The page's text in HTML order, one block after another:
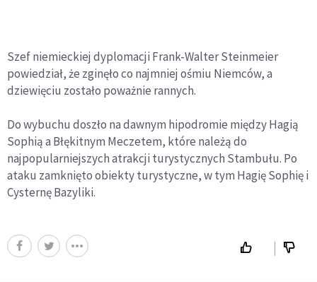
Szef niemieckiej dyplomacji Frank-Walter Steinmeier
powiedział, że zginęło co najmniej ośmiu Niemców, a
dziewięciu zostało poważnie rannych.
Do wybuchu doszło na dawnym hipodromie między Hagią
Sophią a Błękitnym Meczetem, które należą do
najpopularniejszych atrakcji turystycznych Stambułu. Po
ataku zamknięto obiekty turystyczne, w tym Hagię Sophię i
Cysternę Bazyliki.